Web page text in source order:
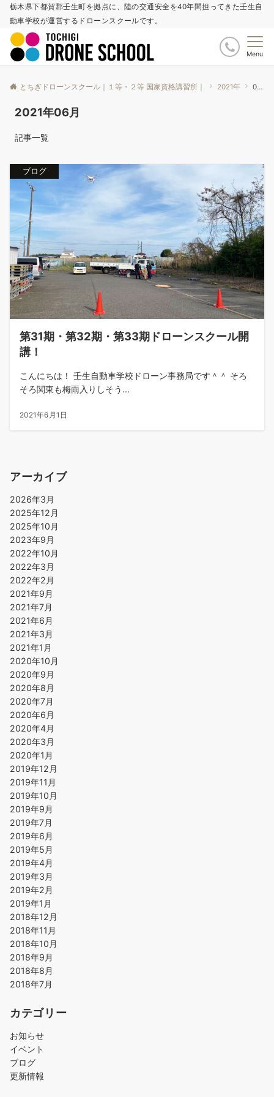
栃木県下都賀郡壬生町を拠点に、陸の交通安全を40年間担ってきた壬生自
動車学校が運営するドローンスクールです。
Menu
とちぎドローンスクール｜１等・２等 国家資格講習所｜ 2021年 06月
2021年06月
記事一覧
ブログ
第31期・第32期・第33期ドローンスクール開
講！
こんにちは！ 壬生自動車学校ドローン事務局です＾＾ そろ
そろ関東も梅雨入りしそう...
2021年6月1日
アーカイブ
2026年3月
2025年12月
2025年10月
2023年9月
2022年10月
2022年3月
2022年2月
2021年9月
2021年7月
2021年6月
2021年3月
2021年1月
2020年10月
2020年9月
2020年8月
2020年7月
2020年6月
2020年4月
2020年3月
2020年1月
2019年12月
2019年11月
2019年10月
2019年9月
2019年7月
2019年6月
2019年5月
2019年4月
2019年3月
2019年2月
2019年1月
2018年12月
2018年11月
2018年10月
2018年9月
2018年8月
2018年7月
カテゴリー
お知らせ
イベント
ブログ
更新情報